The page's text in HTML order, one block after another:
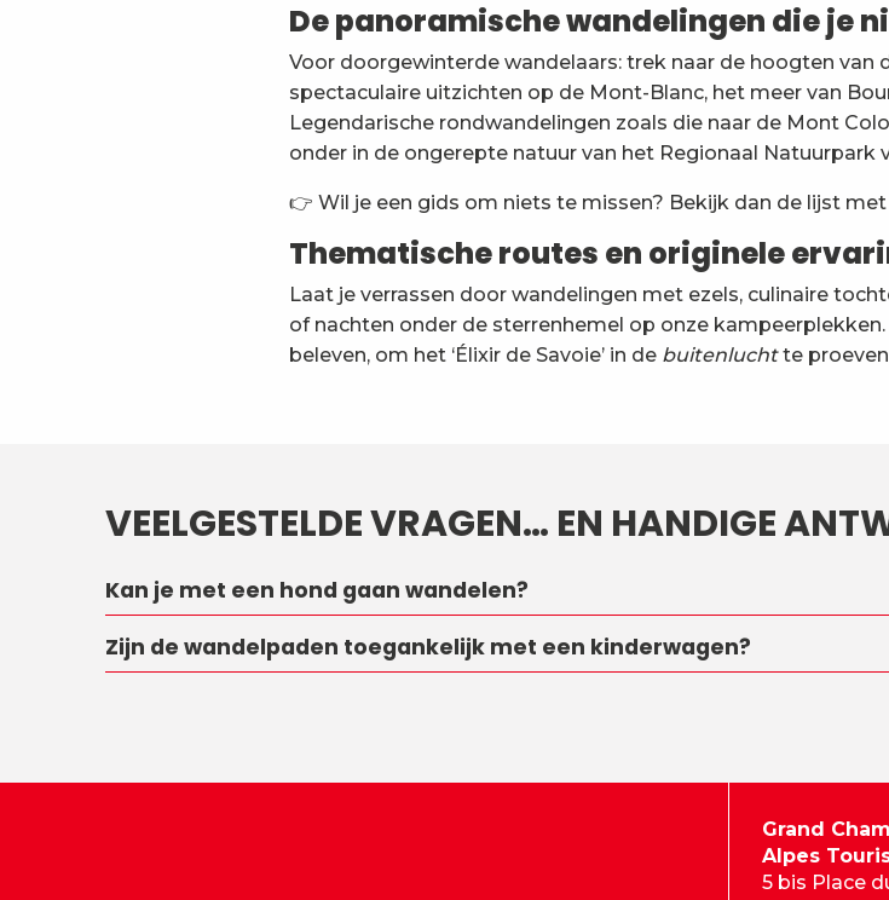
De panoramische wandelingen die je
Voor doorgewinterde wandelaars: trek naar de hoogten van
spectaculaire uitzichten op de Mont-Blanc, het meer van
Legendarische rondwandelingen zoals die naar de Mont
onder in de ongerepte natuur van het Regionaal Natuurpark
👉 Wil je een gids om niets te missen? Bekijk dan de lijst met
Thematische routes en originele
Laat je verrassen door wandelingen met ezels, culinaire
of nachten onder de sterrenhemel op onze
beleven, om het ‘Élixir de Savoie’ in de buitenluchtte
VEELGESTELDE VRAGEN… EN HANDIGE
Kan je met een hond gaan wandelen?
Zijn de wandelpaden toegankelijk met een kinderwagen?
Grand
Alpes
5 bis Place